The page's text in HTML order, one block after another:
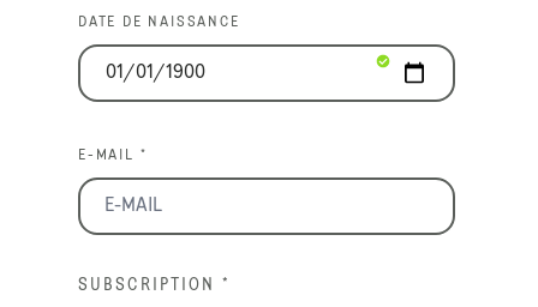
DATE DE NAISSANCE
E-MAIL *
SUBSCRIPTION *